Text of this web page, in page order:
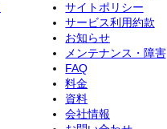
サイトポリシー
サービス利用約款
お知らせ
メンテナンス・障害
FAQ
料金
資料
会社情報